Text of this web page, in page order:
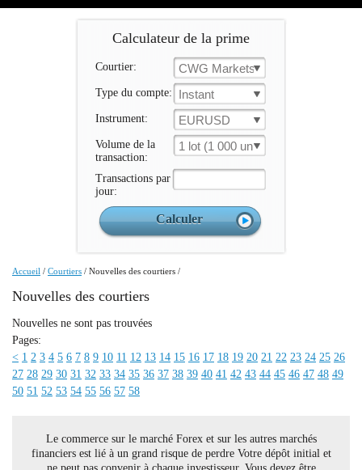
Calculateur de la prime
Courtier: CWG Markets
Type du compte: Instant
Instrument: EURUSD
Volume de la
transaction:
1 lot (1 000 un.)
Transactions par
jour:
Accueil / Courtiers / Nouvelles des courtiers /
Nouvelles des courtiers
Nouvelles ne sont pas trouvées
Pages:
< 1 2 3 4 5 6 7 8 9 10 11 12 13 14 15 16 17 18 19 20 21 22 23 24 25 26
27 28 29 30 31 32 33 34 35 36 37 38 39 40 41 42 43 44 45 46 47 48 49
50 51 52 53 54 55 56 57 58
Le commerce sur le marché Forex et sur les autres marchés
financiers est lié à un grand risque de perdre Votre dépôt initial et